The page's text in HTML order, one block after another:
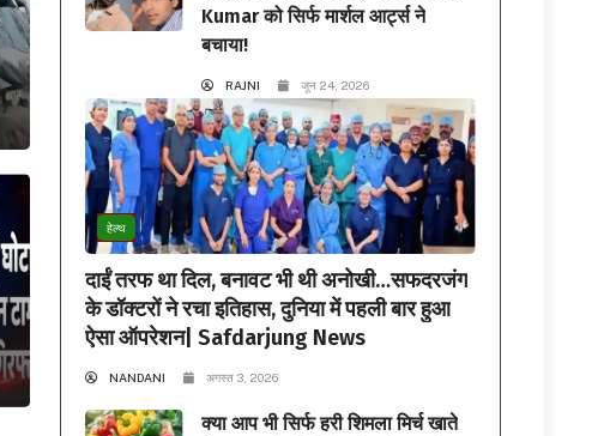
Kumar को सिर्फ मार्शल आर्ट्स ने
बचाया!
RAJNI जून 24, 2026
हेल्थ
दाईं तरफ था दिल, बनावट भी थी अनोखी…सफदरजंग
के डॉक्टरों ने रचा इतिहास, दुनिया में पहली बार हुआ
ऐसा ऑपरेशन| Safdarjung News
NANDANI अगस्त 3, 2026
क्या आप भी सिर्फ हरी शिमला मिर्च खाते